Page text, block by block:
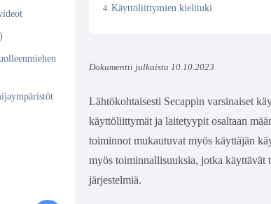
Käyttöliittymien kielituki
Dokumentti julkaistu 10.10.2023
Lähtökohtaisesti Secappin varsinaiset
käyttöliittymät ja laitetyypit osaltaan
toiminnot mukautuvat myös käyttäjän
myös toiminnallisuuksia, jotka käyttävät
järjestelmiä.